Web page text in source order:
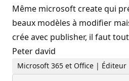
Même microsoft create qui
beaux modèles à modifier
crée avec publisher, il faut
Peter david
Microsoft 365 et Office |